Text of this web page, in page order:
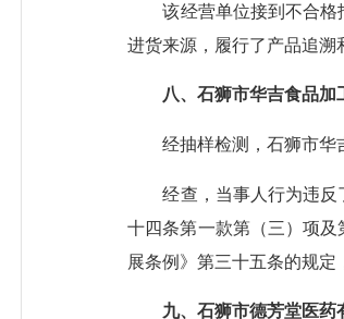
该经营单位接到不合
进货来源，履行了产品追
八、石狮市华吉食品加
经抽样检测，石狮市华
经查，当事人行为违
十四条第一款第（三）项
展条例》第三十五条的规
九、石狮市德芳堂医